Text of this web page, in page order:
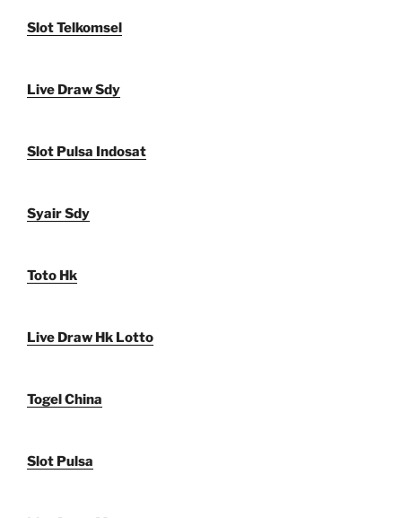
Slot Telkomsel
Live Draw Sdy
Slot Pulsa Indosat
Syair Sdy
Toto Hk
Live Draw Hk Lotto
Togel China
Slot Pulsa